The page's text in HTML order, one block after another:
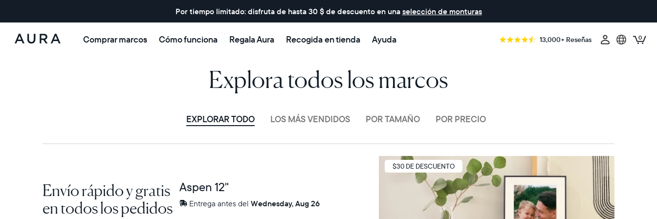
Por tiempo limitado: disfruta de hasta 30 $ de descuento en una selección de monturas
Aura
Comprar marcos Cómo funciona Regala Aura Recogida en tienda Ayuda 13,000+ Reseñas 0
Explora todos los marcos
EXPLORAR TODO LOS MÁS VENDIDOS POR TAMAÑO POR PRECIO
Envío rápido y gratis
en todos los pedidos
Aspen 12"
Entrega
Entrega antes delWednesday, Aug 26
Venta
$30 DE DESCUENTO